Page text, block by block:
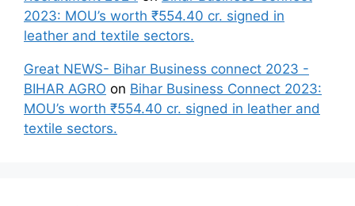
2023: MOU’s worth ₹554.40 cr. signed in
leather and textile sectors.
Great NEWS- Bihar Business connect 2023 -
BIHAR AGRO on Bihar Business Connect 2023:
MOU’s worth ₹554.40 cr. signed in leather and
textile sectors.